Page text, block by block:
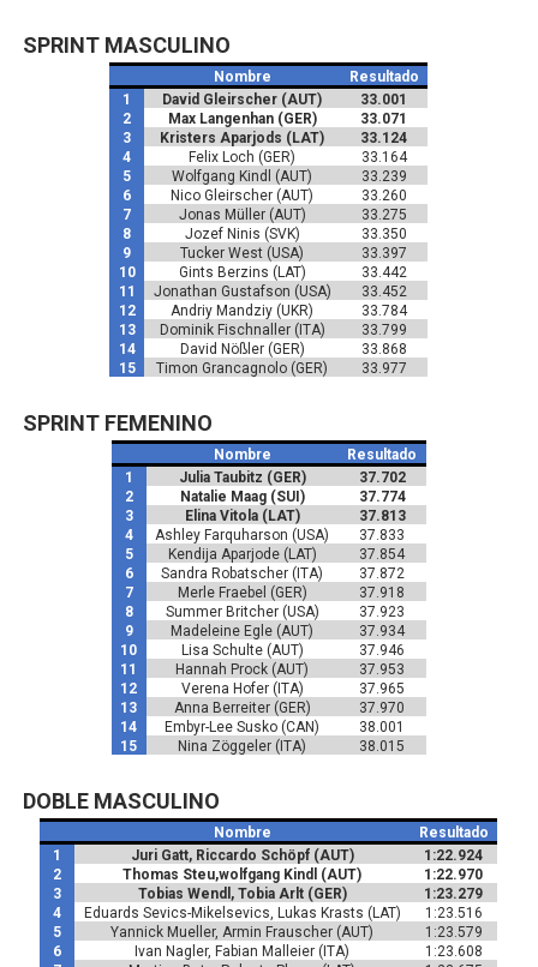
SPRINT MASCULINO
Nombre
Resultado
1
David Gleirscher (AUT)
33.001
2
Max Langenhan (GER)
33.071
3
Kristers Aparjods (LAT)
33.124
4
Felix Loch (GER)
33.164
5
Wolfgang Kindl (AUT)
33.239
6
Nico Gleirscher (AUT)
33.260
7
Jonas Müller (AUT)
33.275
8
Jozef Ninis (SVK)
33.350
9
Tucker West (USA)
33.397
10
Gints Berzins (LAT)
33.442
11
Jonathan Gustafson (USA)
33.452
12
Andriy Mandziy (UKR)
33.784
13
Dominik Fischnaller (ITA)
33.799
14
David Nößler (GER)
33.868
15
Timon Grancagnolo (GER) 33.977
SPRINT FEMENINO
Nombre
Resultado
1
Julia Taubitz (GER)
37.702
2
Natalie Maag (SUI)
37.774
3
Elina Vitola (LAT)
37.813
4
Ashley Farquharson (USA)
37.833
5
Kendija Aparjode (LAT)
37.854
6
Sandra Robatscher (ITA)
37.872
7
Merle Fraebel (GER)
37.918
8
Summer Britcher (USA)
37.923
9
Madeleine Egle (AUT)
37.934
10
Lisa Schulte (AUT)
37.946
11
Hannah Prock (AUT)
37.953
12
Verena Hofer (ITA)
37.965
13
Anna Berreiter (GER)
37.970
14
Embyr-Lee Susko (CAN)
38.001
15
Nina Zöggeler (ITA) 38.015
DOBLE MASCULINO
Nombre
Resultado
1
Juri Gatt, Riccardo Schöpf (AUT)
1:22.924
2
Thomas Steu,wolfgang Kindl (AUT)
1:22.970
3
Tobias Wendl, Tobia Arlt (GER)
1:23.279
4
Eduards Sevics-Mikelsevics, Lukas Krasts (LAT)
1:23.516
5
Yannick Mueller, Armin Frauscher (AUT)
1:23.579
6
Ivan Nagler, Fabian Malleier (ITA)
1:23.608